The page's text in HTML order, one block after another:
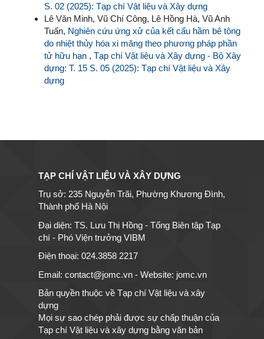
S. 02 (2025): Tạp chí Vật liệu và Xây dựng
Lê Văn Minh, Vũ Chí Công, Lê Hồng Hà, Vũ Anh
Tuấn, Nghiên cứu ứng xử của kết cấu hầm bê tông
do nhiệt thủy hóa xi măng theo phương pháp phần
tử hữu hạn , Tạp chí Vật liệu và Xây dựng - Bộ Xây
dựng: T. 15 S. 05 (2025): Tạp chí Vật liệu và Xây
dựng
TẠP CHÍ VẬT LIỆU VÀ XÂY DỰNG
Trụ sở: 235 Nguyễn Trãi, Phường Khương Đình,
Thành phố Hà Nội
Đại diện: TS. Lưu Thị Hồng - Tổng Biên tập Tạp
chí - Phó Viện trưởng VIBM
Điện thoại: 024.3858 2217
Email: contact@jomc.vn - Website: jomc.vn
Bản quyền thuộc về Tạp chí Vật liệu và xây
dựng
Mọi sự sao chép phải được sự chấp thuận của
Tạp chí Vật liệu và xây dựng bằng văn bản